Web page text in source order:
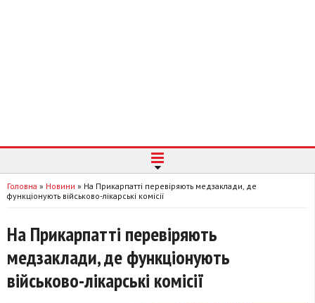
Головна » Новини » На Прикарпатті перевіряють медзаклади, де
функціонують військово-лікарські комісії
На Прикарпатті перевіряють
медзаклади, де функціонують
військово-лікарські комісії